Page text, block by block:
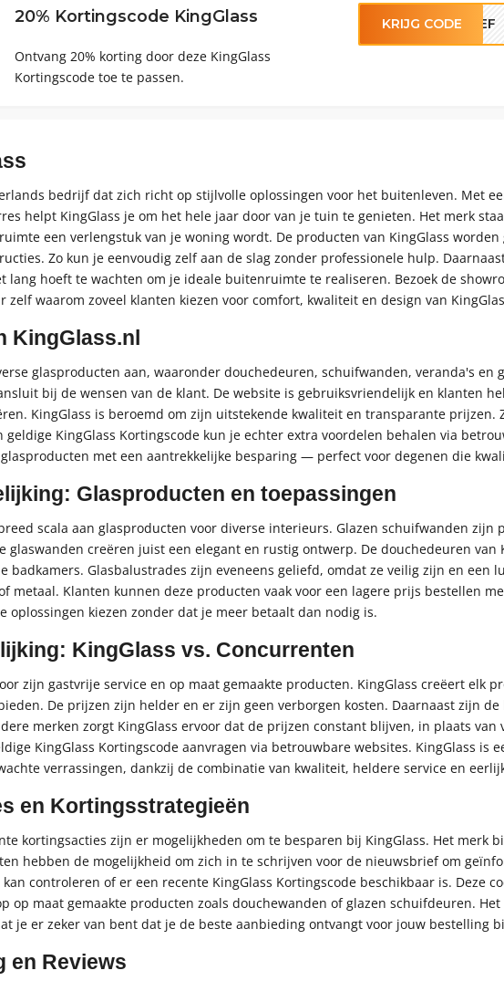
20% Kortingscode KingGlass
Ontvang 20% ​​korting door deze KingGlass
Kortingscode toe te passen.
KRIJG CODE IEF
bedrijf dat zich richt op stijlvolle oplossingen voor het buitenleven. Met
helpt KingGlass je om het hele jaar door van je tuin te genieten. Het merk
een verlengstuk van je woning wordt. De producten van KingGlass
Zo kun je eenvoudig zelf aan de slag zonder professionele hulp.
lang hoeft te wachten om je ideale buitenruimte te realiseren. Bezoek de
zelf waarom zoveel klanten kiezen voor comfort, kwaliteit en design van
KingGlass.nl
glasproducten aan, waaronder douchedeuren, schuifwanden, veranda's
bij de wensen van de klant. De website is gebruiksvriendelijk en klanten
KingGlass is beroemd om zijn uitstekende kwaliteit en transparante prijzen.
geldige KingGlass Kortingscode kun je echter extra voordelen behalen via
met een aantrekkelijke besparing — perfect voor degenen die
Glasproducten en toepassingen
scala aan glasproducten voor diverse interieurs. Glazen schuifwanden
glaswanden creëren juist een elegant en rustig ontwerp. De douchedeuren
badkamers. Glasbalustrades zijn eveneens geliefd, omdat ze veilig zijn en een
metaal. Klanten kunnen deze producten vaak voor een lagere prijs bestellen
oplossingen kiezen zonder dat je meer betaalt dan nodig is.
KingGlass vs. Concurrenten
zijn gastvrije service en op maat gemaakte producten. KingGlass creëert elk
De prijzen zijn helder en er zijn geen verborgen kosten. Daarnaast zijn
merken zorgt KingGlass ervoor dat de prijzen constant blijven, in plaats
KingGlass Kortingscode aanvragen via betrouwbare websites. KingGlass is
verrassingen, dankzij de combinatie van kwaliteit, heldere service en
en Kortingsstrategieën
kortingsacties zijn er mogelijkheden om te besparen bij KingGlass. Het merk
hebben de mogelijkheid om zich in te schrijven voor de nieuwsbrief om
controleren of er een recente KingGlass Kortingscode beschikbaar is. Deze
op maat gemaakte producten zoals douchewanden of glazen schuifdeuren.
je er zeker van bent dat je de beste aanbieding ontvangt voor jouw bestelling
en Reviews